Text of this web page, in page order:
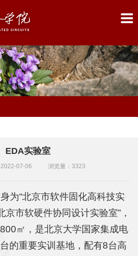
EDA实验室
07-06 浏览量： 3323
为“北京市软件固化高科技实
京市软硬件协同设计实验室”，
㎡，是北京大学国家集成电
的重要实训基地，配有8台高